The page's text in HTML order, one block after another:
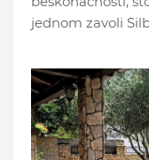
jednom zavoli